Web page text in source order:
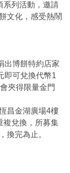
系列活動，邀請
文化，感受熱鬧
出博餅特約店家
即可兌換代幣1
夾得限量金門
昌金湖廣場4樓
複兌換，所募集
換完為止。